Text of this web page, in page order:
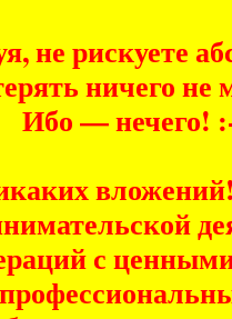
не рискуете
ничего не
Ибо — нечего!
с